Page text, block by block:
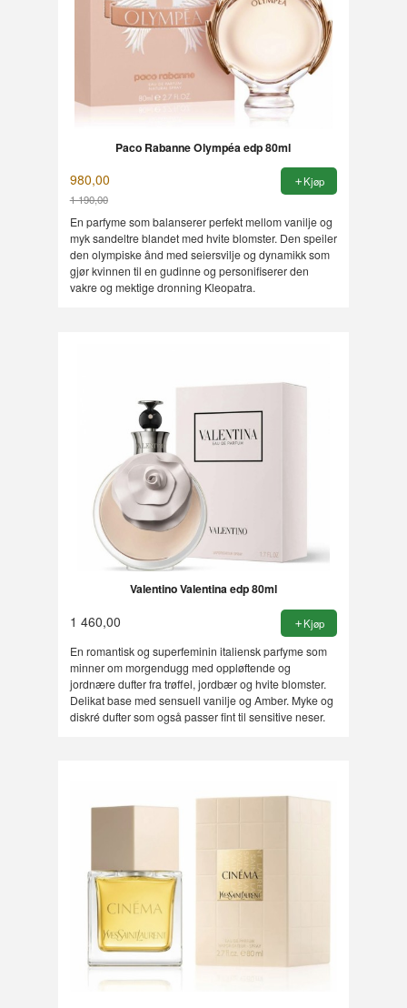
Paco Rabanne Olympéa edp 80ml
980,00
1 190,00
Rabatt
Kjøp
En parfyme som balanserer perfekt mellom vanilje og
myk sandeltre blandet med hvite blomster. Den speiler
den olympiske ånd med seiersvilje og dynamikk som
gjør kvinnen til en gudinne og personifiserer den
vakre og mektige dronning Kleopatra.
Valentino Valentina edp 80ml
1 460,00 Kjøp
En romantisk og superfeminin italiensk parfyme som
minner om morgendugg med oppløftende og
jordnære dufter fra trøffel, jordbær og hvite blomster.
Delikat base med sensuell vanilje og Amber. Myke og
diskré dufter som også passer fint til sensitive neser.